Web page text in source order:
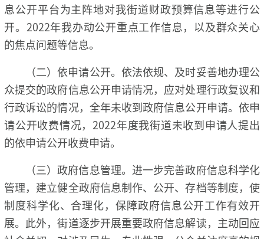
息公开平台为主阵地对我街道财政预算信息等进行公
开。2022年我办动公开重点工作信息，以及群众关心
的焦点问题等信息。
（二）依申请公开。依法依规、及时妥善地办理公
众提交的政府信息公开申请情况，应对处理行政复议和
行政诉讼的情况，全年未收到政府信息公开申请。依申
请公开收费情况，2022年度我街道未收到申请人提出
的依申请公开收费申请。
（三）政府信息管理。进一步完善政府信息科学化
管理，建立健全政府信息制作、公开、存档等制度，使
制度科学化、合理化，保障政府信息公开工作有效开
展。此外，街道逐步开展重要政府信息解读，主动回应